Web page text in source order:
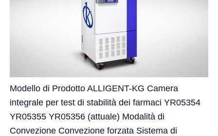
Modello di Prodotto ALLIGENT-KG Camera
integrale per test di stabilità dei farmaci YR05354
YR05355 YR05356 (attuale) Modalità di
Convezione Convezione forzata Sistema di